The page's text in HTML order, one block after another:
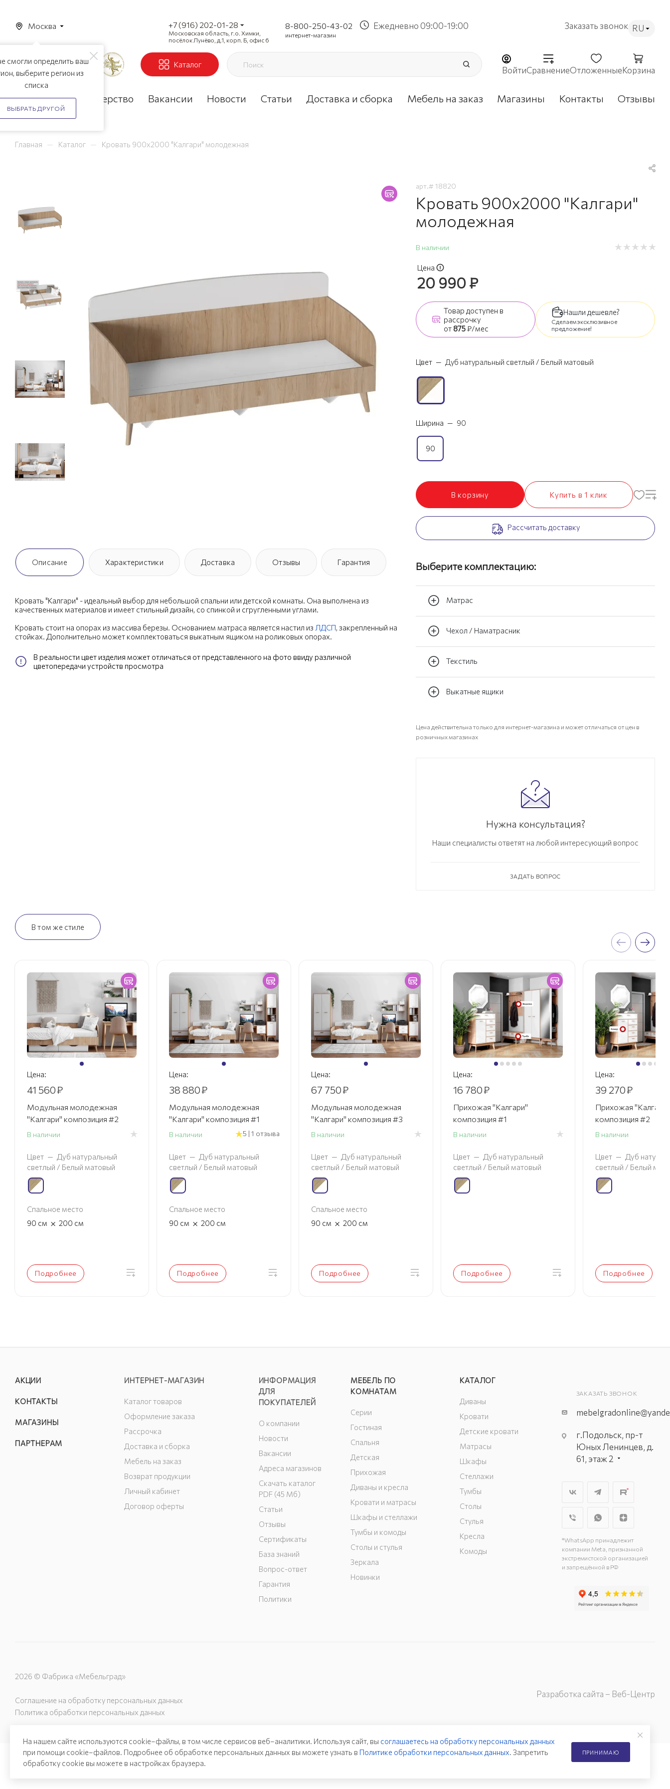
Москва
смогли определить ваш
выберите регион из
списка
ВЫБРАТЬ ДРУГОЙ
+7 (916) 202-01-28
Московская область, г.о. Химки,
посёлок Лунёво, д.1, корп. Б, офис 6
8-800-250-43-02
интернет-магазин
Ежедневно 09:00-19:00 Заказать звонок RU
Каталог
ВойтиСравнениеОтложенныеКорзина
Акции Партнерство Вакансии Новости Статьи Доставка и сборка Мебель на заказ Магазины Контакты Отзывы
Главная — Каталог — Кровать 900х2000 "Калгари" молодежная
Описание Характеристики Доставка Отзывы Гарантия
Кровать "Калгари" - идеальный выбор для небольшой спальни или детской комнаты. Она выполнена из
качественных материалов и имеет стильный дизайн, со спинкой и сгругленными углами.
Кровать стоит на опорах из массива березы. Основанием матраса является настил из ЛДСП, закрепленный на
стойках. Дополнительно может комплектоваться выкатным ящиком на роликовых опорах.
В реальности цвет изделия может отличаться от представленного на фото ввиду различной
цветопередачи устройств просмотра
арт.# 18820
Кровать 900х2000 "Калгари"
молодежная
В наличии
Цена
20 990₽
Товар доступен в
рассрочку
от 875₽/мес
Нашли дешевле?
Сделаем эксклюзивное
предложение!
Цвет — Дуб натуральный светлый / Белый матовый
Ширина — 90
90
В корзину Купить в 1 клик
Рассчитать доставку
Выберите комплектацию:
Матрас
Чехол / Наматрасник
Текстиль
Выкатные ящики
Цена действительна только для интернет-магазина и может отличаться от цен в
розничных магазинах
Нужна консультация?
Наши специалисты ответят на любой интересующий вопрос
ЗАДАТЬ ВОПРОС
В том же стиле
Цена:
41 560₽
Модульная молодежная
"Калгари" композиция #2
В наличии
Цвет — Дуб натуральный
светлый / Белый матовый
Спальное место
90 см × 200 см
Подробнее
Цена:
38 880₽
Модульная молодежная
"Калгари" композиция #1
В наличии 5 | 1 отзыва
Цвет — Дуб натуральный
светлый / Белый матовый
Спальное место
90 см × 200 см
Подробнее
Цена:
67 750₽
Модульная молодежная
"Калгари" композиция #3
В наличии
Цвет — Дуб натуральный
светлый / Белый матовый
Спальное место
90 см × 200 см
Подробнее
Цена:
16 780₽
Прихожая "Калгари"
композиция #1
В наличии
Цвет — Дуб натуральный
светлый / Белый матовый
Подробнее
Цена:
39 270₽
Прихожая "Калгари"
композиция #2
В наличии
Цвет — Дуб
светлый / Белый
Подробнее
АКЦИИ
КОНТАКТЫ
МАГАЗИНЫ
ПАРТНЕРАМ
ИНТЕРНЕТ-МАГАЗИН
Каталог товаров
Оформление заказа
Рассрочка
Доставка и сборка
Мебель на заказ
Возврат продукции
Личный кабинет
Договор оферты
ИНФОРМАЦИЯ
ДЛЯ
ПОКУПАТЕЛЕЙ
О компании
Новости
Вакансии
Адреса магазинов
Скачать каталог
PDF (45 Мб)
Статьи
Отзывы
Сертификаты
База знаний
Вопрос-ответ
Гарантия
Политики
МЕБЕЛЬ ПО
КОМНАТАМ
Серии
Гостиная
Спальня
Детская
Прихожая
Диваны и кресла
Кровати и матрасы
Шкафы и стеллажи
Тумбы и комоды
Столы и стулья
Зеркала
Новинки
КАТАЛОГ
Диваны
Кровати
Детские кровати
Матрасы
Шкафы
Стеллажи
Тумбы
Столы
Стулья
Кресла
Комоды
ЗАКАЗАТЬ ЗВОНОК
г.Подольск, пр-т
Юных Ленинцев, д.
61, этаж 2
29, стр.1, 2 этаж,
г. Подольск, ул.
г. Подольск, ул.
Загородная, д. 1
*WhatsApp принадлежит
компании Meta, признанной
экстремистской организацией
и запрещённой в РФ
2026 © Фабрика «Мебельград»
Соглашение на обработку персональных данных
Политика обработки персональных данных
Разработка сайта – Веб-Центр
На нашем сайте используются cookie–файлы, в том числе сервисов веб–аналитики. Используя сайт, вы соглашаетесь на обработку персональных данных
при помощи cookie–файлов. Подробнее об обработке персональных данных вы можете узнать в Политике обработки персональных данных. Запретить
обработку cookie вы можете в настройках браузера.
ПРИНИМАЮ